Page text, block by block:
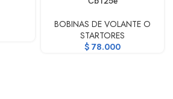
BOBINAS DE VOLANTE O
STARTORES
$ 78.000